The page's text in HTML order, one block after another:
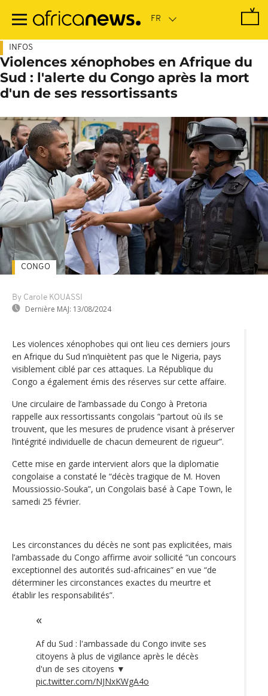
contenu
INFOS
Violences xénophobes en Afrique du
Sud : l'alerte du Congo après la mort
d'un de ses ressortissants
By Carole KOUASSI
Dernière MAJ: 13/08/2024
CONGO
Les violences xénophobes qui ont lieu ces derniers jours
en Afrique du Sud n’inquiètent pas que le Nigeria, pays
visiblement ciblé par ces attaques. La République du
Congo a également émis des réserves sur cette affaire.
Une circulaire de l’ambassade du Congo à Pretoria
rappelle aux ressortissants congolais “partout où ils se
trouvent, que les mesures de prudence visant à préserver
l’intégrité individuelle de chacun demeurent de rigueur”.
Cette mise en garde intervient alors que la diplomatie
congolaise a constaté le “décès tragique de M. Hoven
Moussiossio-Souka”, un Congolais basé à Cape Town, le
samedi 25 février.
Les circonstances du décès ne sont pas explicitées, mais
l’ambassade du Congo affirme avoir sollicité “un concours
exceptionnel des autorités sud-africaines” en vue “de
déterminer les circonstances exactes du meurtre et
établir les responsabilités”.
Af du Sud : l'ambassade du Congo invite ses
citoyens à plus de vigilance après le décès
d'un de ses citoyens ▼
pic.twitter.com/NJNxKWgA4o